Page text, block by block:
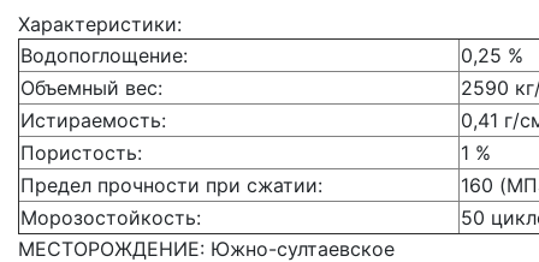
Характеристики:
Водопоглощение:
0,25 %
Объемный вес:
2590
Истираемость:
0,41 г/
Пористость:
1 %
Предел прочности при сжатии:
160
Морозостойкость:
50
МЕСТОРОЖДЕНИЕ: Южно-султаевское